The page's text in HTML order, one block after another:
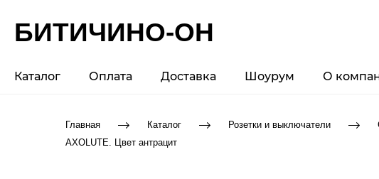
БИТИЧИНО-ОН
Каталог Оплата Доставка Шоурум О
Главная Каталог Розетки и выключатели
AXOLUTE. Цвет антрацит